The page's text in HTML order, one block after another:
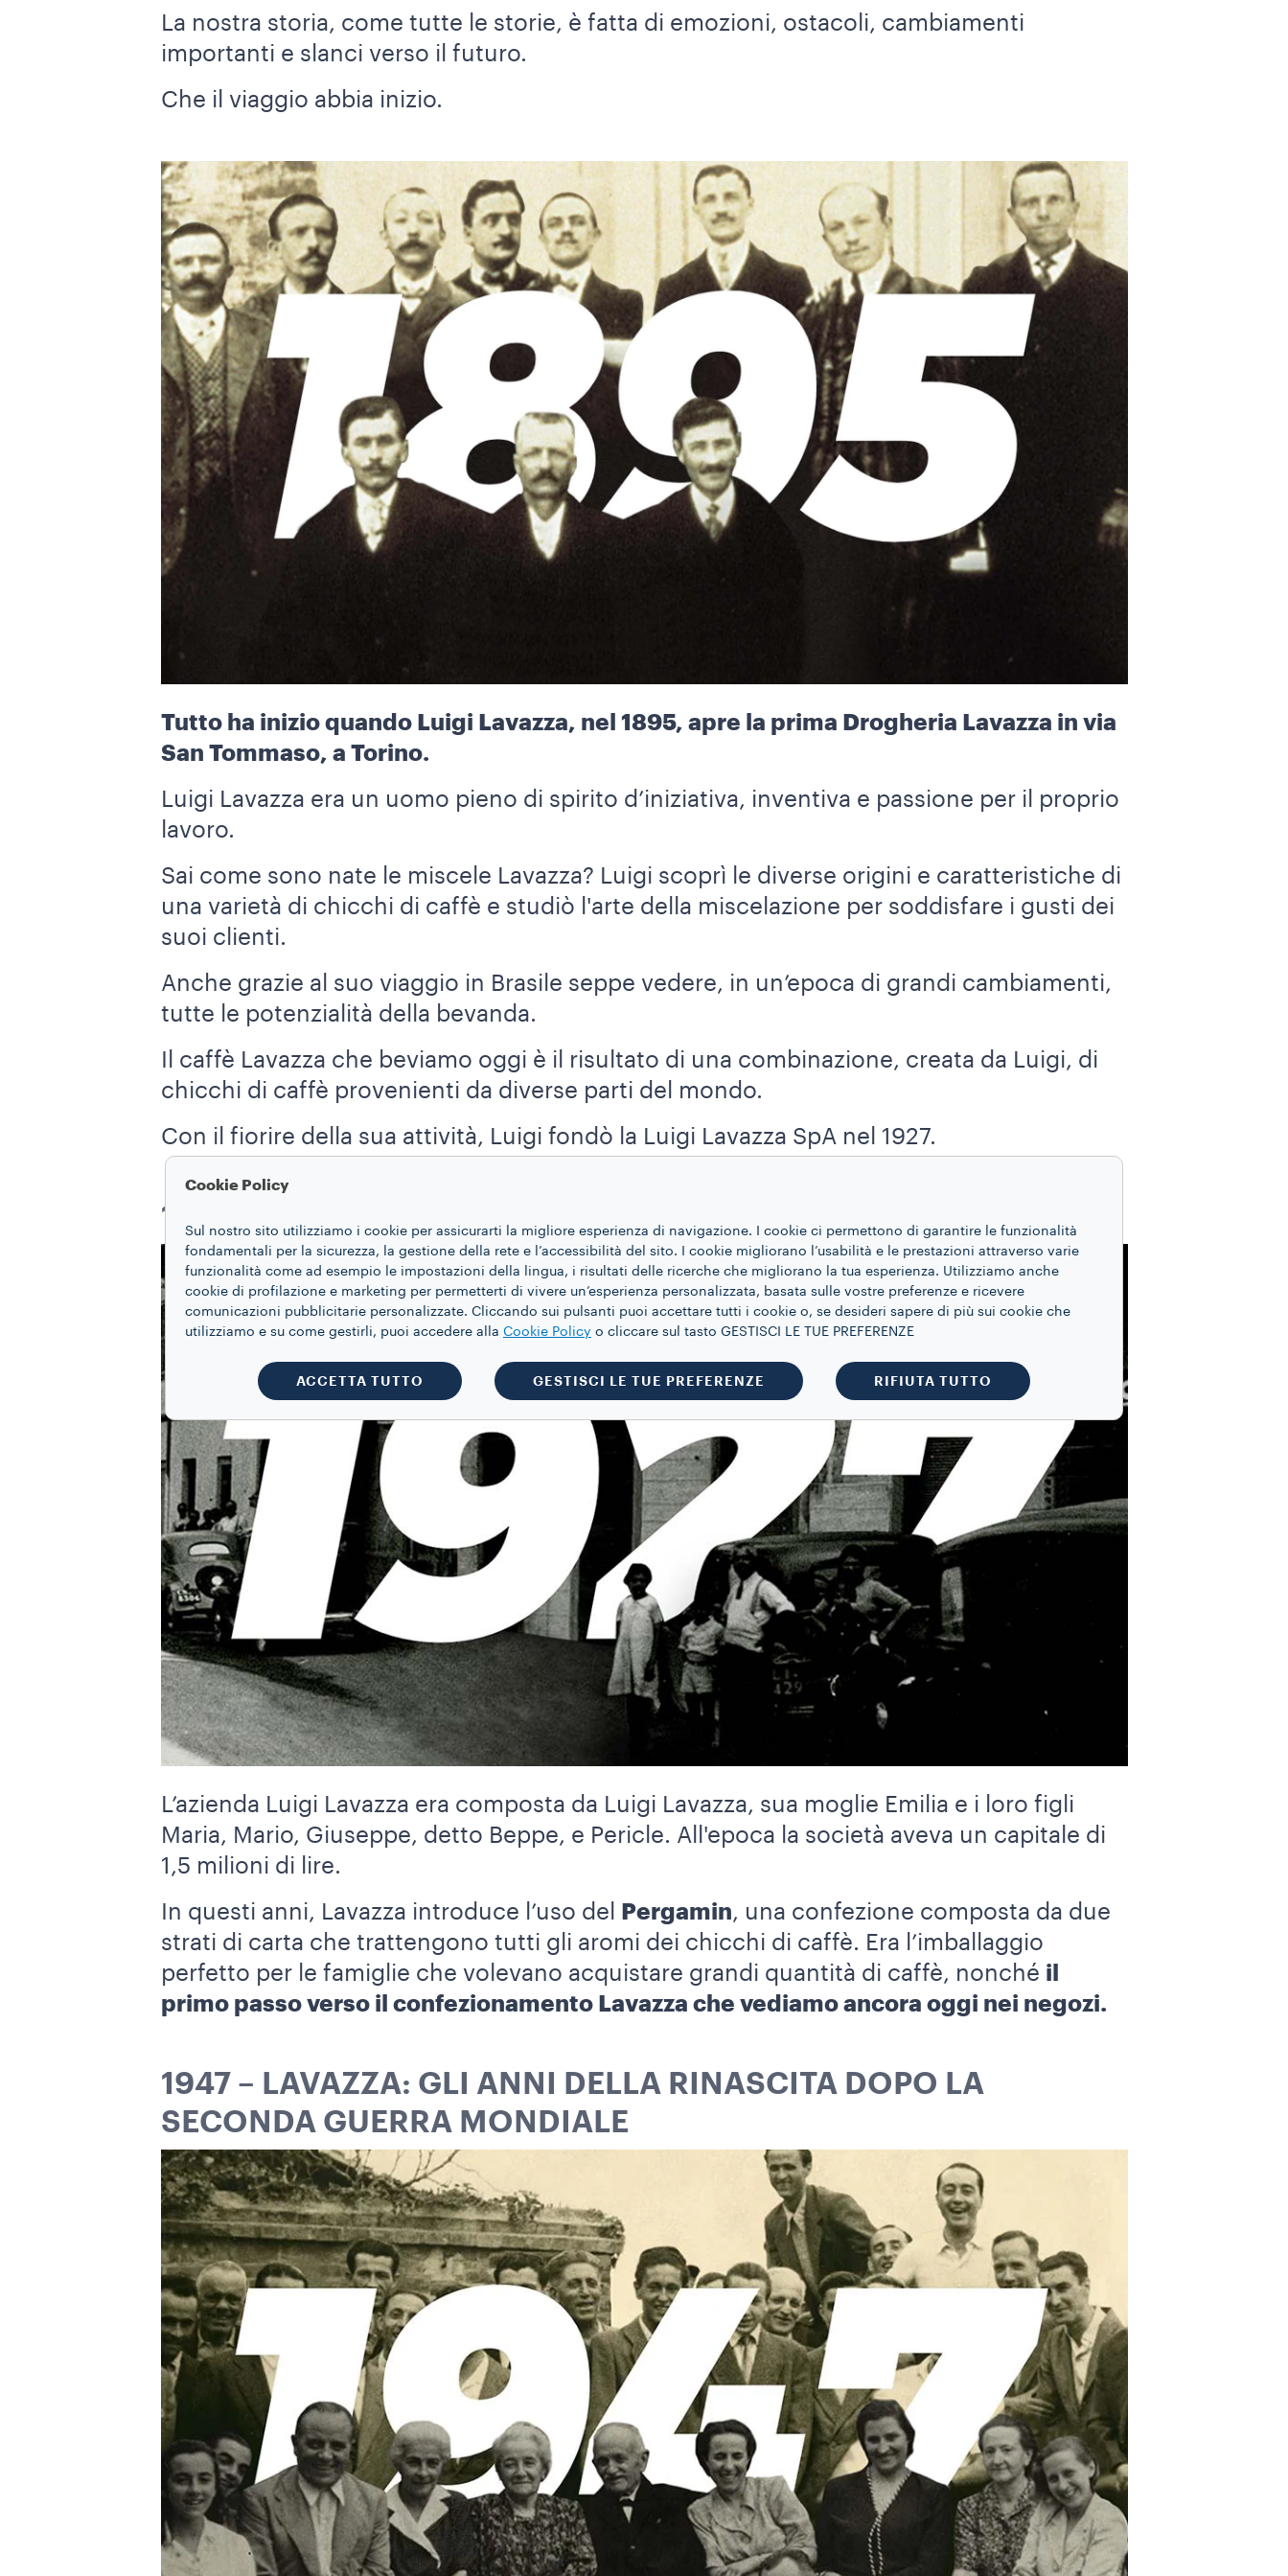
La nostra storia, come tutte le storie, è fatta di emozioni, ostacoli, cambiamenti
importanti e slanci verso il futuro.
Che il viaggio abbia inizio.
Tutto ha inizio quando Luigi Lavazza, nel 1895, apre la prima Drogheria Lavazza in via
San Tommaso, a Torino.
Luigi Lavazza era un uomo pieno di spirito d’iniziativa, inventiva e passione per il proprio
lavoro.
Sai come sono nate le miscele Lavazza? Luigi scoprì le diverse origini e caratteristiche di
una varietà di chicchi di caffè e studiò l'arte della miscelazione per soddisfare i gusti dei
suoi clienti.
Anche grazie al suo viaggio in Brasile seppe vedere, in un’epoca di grandi cambiamenti,
tutte le potenzialità della bevanda.
Il caffè Lavazza che beviamo oggi è il risultato di una combinazione, creata da Luigi, di
chicchi di caffè provenienti da diverse parti del mondo.
Con il fiorire della sua attività, Luigi fondò la Luigi Lavazza SpA nel 1927.
1927: DA UNA BOTTEGA A UNA PICCOLA IMPRESA
L’azienda Luigi Lavazza era composta da Luigi Lavazza, sua moglie Emilia e i loro figli
Maria, Mario, Giuseppe, detto Beppe, e Pericle. All'epoca la società aveva un capitale di
1,5 milioni di lire.
In questi anni, Lavazza introduce l’uso del
Pergamin, una confezione composta da due
strati di carta che trattengono tutti gli aromi dei chicchi di caffè. Era l’imballaggio
perfetto per le famiglie che volevano acquistare grandi quantità di caffè, nonché il
primo passo verso il confezionamento Lavazza che vediamo ancora oggi nei negozi.
1947 – LAVAZZA: GLI ANNI DELLA RINASCITA DOPO LA
SECONDA GUERRA MONDIALE
Cookie Policy
Sul nostro sito utilizziamo i cookie per assicurarti la migliore esperienza di navigazione. I cookie ci permettono di garantire le funzionalità
fondamentali per la sicurezza, la gestione della rete e l’accessibilità del sito. I cookie migliorano l’usabilità e le prestazioni attraverso varie
funzionalità come ad esempio le impostazioni della lingua, i risultati delle ricerche che migliorano la tua esperienza. Utilizziamo anche
cookie di profilazione e marketing per permetterti di vivere un’esperienza personalizzata, basata sulle vostre preferenze e ricevere
comunicazioni pubblicitarie personalizzate. Cliccando sui pulsanti puoi accettare tutti i cookie o, se desideri sapere di più sui cookie che
utilizziamo e su come gestirli, puoi accedere alla Cookie Policy o cliccare sul tasto GESTISCI LE TUE PREFERENZE
ACCETTA TUTTO GESTISCI LE TUE PREFERENZE RIFIUTA TUTTO